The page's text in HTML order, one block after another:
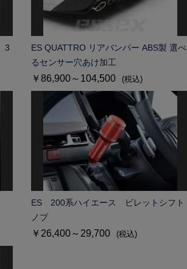
3
ES QUATTRO リアバンパー ABS製 選べ
るセンサー穴あけ加工
￥86,900～104,500 (税込)
ES 200系ハイエース ビレットシフト
ノブ
￥26,400～29,700 (税込)